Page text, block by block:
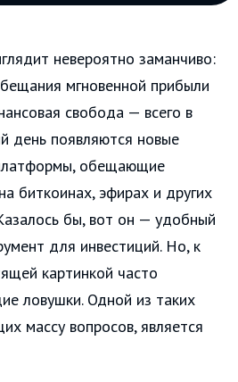
невероятно заманчиво:
мгновенной прибыли
свобода — всего в
день появляются новые
обещающие
биткоинах, эфирах и других
бы, вот он — удобный
для инвестиций. Но, к
картинкой часто
ловушки. Одной из таких
массу вопросов, является